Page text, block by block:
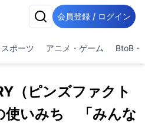
会員登録 / ログイン
スポーツ アニメ・ゲーム BtoB・
（ピンズファクト
使いみち 「みんな